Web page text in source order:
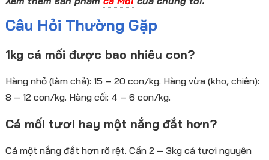
Câu Hỏi Thường Gặp
1kg cá mối được bao nhiêu con?
Hàng nhỏ (làm chả): 15 – 20 con/kg. Hàng vừa (kho, chiên):
8 – 12 con/kg. Hàng cối: 4 – 6 con/kg.
Cá mối tươi hay một nắng đắt hơn?
Cá một nắng đắt hơn rõ rệt. Cần 2 – 3kg cá tươi nguyên